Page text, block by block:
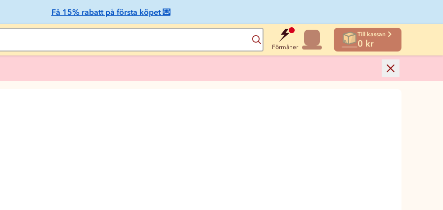
Få 15% rabatt på första köpet 💌
Sök
Förmåner
Till kassan
0 kr